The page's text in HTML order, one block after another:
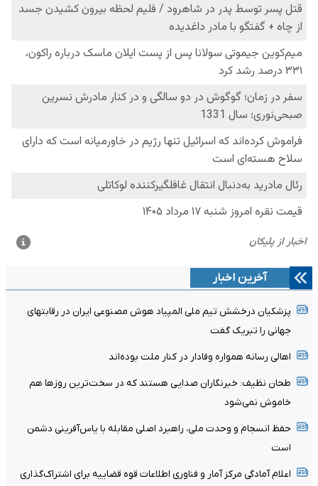
آخرین اخبار
پزشکیان درخشش تیم ملی المپیاد هوش مصنوعی ایران در رقابتهای
جهانی را تبریک گفت
اهالی رسانه همواره وفادار در کنار ملت بوده‌اند
طحان نظیف: خبرنگاران صدایی هستند که در سخت‌ترین روزها هم
خاموش نمی‌شود
حفظ انسجام و وحدت ملی، راهبرد اصلی مقابله با یاس‌آفرینی دشمن
است
اعلام آمادگی مرکز آمار و فناوری اطلاعات قوه قضاییه برای اشتراک‌گذاری